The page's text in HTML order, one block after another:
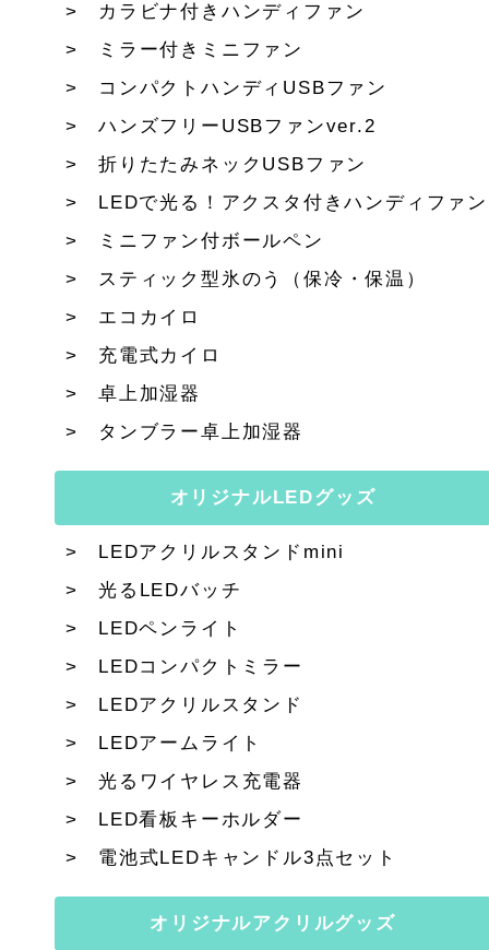
カラビナ付きハンディファン
ミラー付きミニファン
コンパクトハンディUSBファン
ハンズフリーUSBファンver.2
折りたたみネックUSBファン
LEDで光る！アクスタ付きハンディファン
ミニファン付ボールペン
スティック型氷のう（保冷・保温）
エコカイロ
充電式カイロ
卓上加湿器
タンブラー卓上加湿器
オリジナルLEDグッズ
LEDアクリルスタンドmini
光るLEDバッチ
LEDペンライト
LEDコンパクトミラー
LEDアクリルスタンド
LEDアームライト
光るワイヤレス充電器
LED看板キーホルダー
電池式LEDキャンドル3点セット
オリジナルアクリルグッズ